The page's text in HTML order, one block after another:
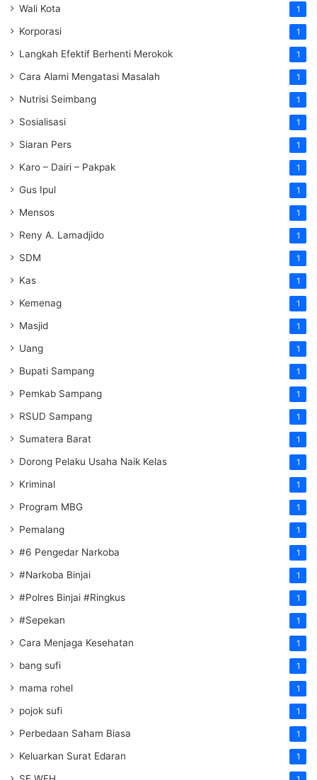
Wali Kota 1
Korporasi 1
Langkah Efektif Berhenti Merokok 1
Cara Alami Mengatasi Masalah 1
Nutrisi Seimbang 1
Sosialisasi 1
Siaran Pers 1
Karo – Dairi – Pakpak 1
Gus Ipul 1
Mensos 1
Reny A. Lamadjido 1
SDM 1
Kas 1
Kemenag 1
Masjid 1
Uang 1
Bupati Sampang 1
Pemkab Sampang 1
RSUD Sampang 1
Sumatera Barat 1
Dorong Pelaku Usaha Naik Kelas 1
Kriminal 1
Program MBG 1
Pemalang 1
#6 Pengedar Narkoba 1
#Narkoba Binjai 1
#Polres Binjai #Ringkus 1
#Sepekan 1
Cara Menjaga Kesehatan 1
bang sufi 1
mama rohel 1
pojok sufi 1
Perbedaan Saham Biasa 1
Keluarkan Surat Edaran 1